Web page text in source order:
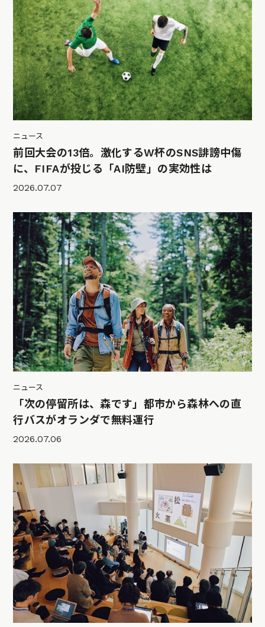
ニュース
前回大会の13倍。激化するW杯のSNS誹謗中傷
に、FIFAが投じる「AI防壁」の実効性は
2026.07.07
ニュース
「次の停留所は、森です」都市から森林への直
行バスがオランダで無料運行
2026.07.06